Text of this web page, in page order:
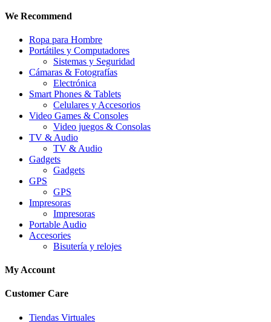
We Recommend
Ropa para Hombre
Portátiles y Computadores
Sistemas y Seguridad
Cámaras & Fotografías
Electrónica
Smart Phones & Tablets
Celulares y Accesorios
Video Games & Consoles
Video juegos & Consolas
TV & Audio
TV & Audio
Gadgets
Gadgets
GPS
GPS
Impresoras
Impresoras
Portable Audio
Accesories
Bisutería y relojes
My Account
Customer Care
Tiendas Virtuales